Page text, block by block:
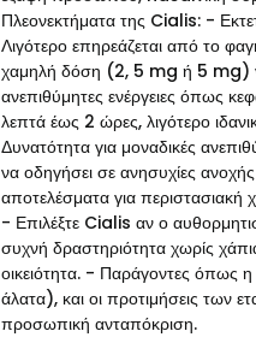
Πλεονεκτήματα της Cialis: -
Λιγότερο επηρεάζεται από το
χαμηλή δόση (2, 5 mg ή 5 mg) για
ανεπιθύμητες ενέργειες όπως
λεπτά έως 2 ώρες, λιγότερο
Δυνατότητα για μοναδικές
να οδηγήσει σε ανησυχίες
αποτελέσματα για
- Επιλέξτε Cialis αν ο
συχνή δραστηριότητα χωρίς
οικειότητα. - Παράγοντες όπως
άλατα), και οι προτιμήσεις των
προσωπική ανταπόκριση.